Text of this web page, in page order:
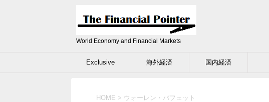
World Economy and Financial Markets
Exclusive 海外経済 国内経済
HOME > ウォーレン・バフェット